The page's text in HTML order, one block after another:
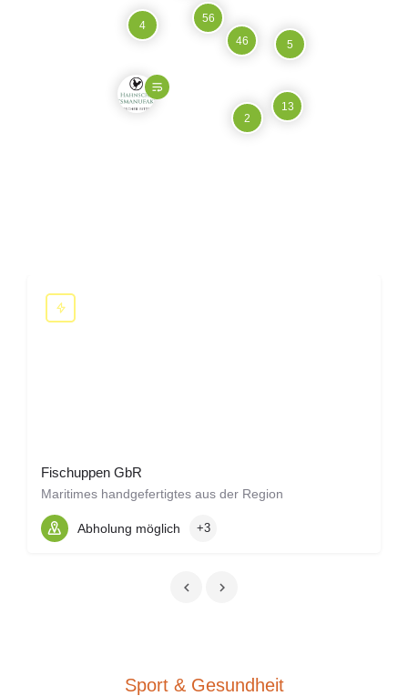
46
56
13
5
4
2
Fischuppen GbR
Maritimes handgefertigtes aus der Region
Abholung möglich +3
Sport & Gesundheit